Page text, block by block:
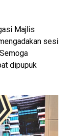
Majlis
sesi
dipupuk